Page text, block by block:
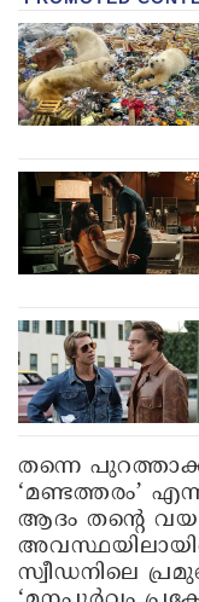
തന്നെ
‘മണ്ടത്തരം’
ആദം തന്റെ
സ്വീഡനിലെ